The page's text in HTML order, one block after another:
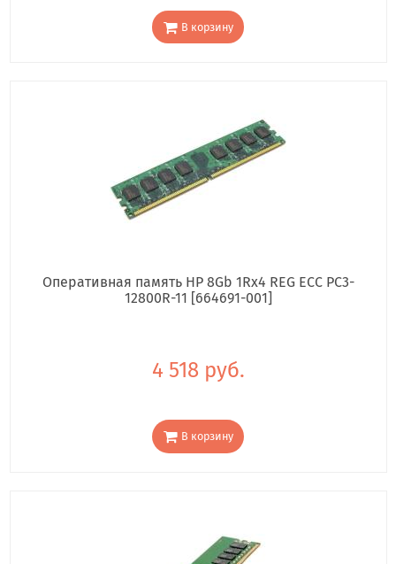
В корзину
Оперативная память HP 8Gb 1Rx4 REG ECC PC3-
12800R-11 [664691-001]
4 518 руб.
В корзину